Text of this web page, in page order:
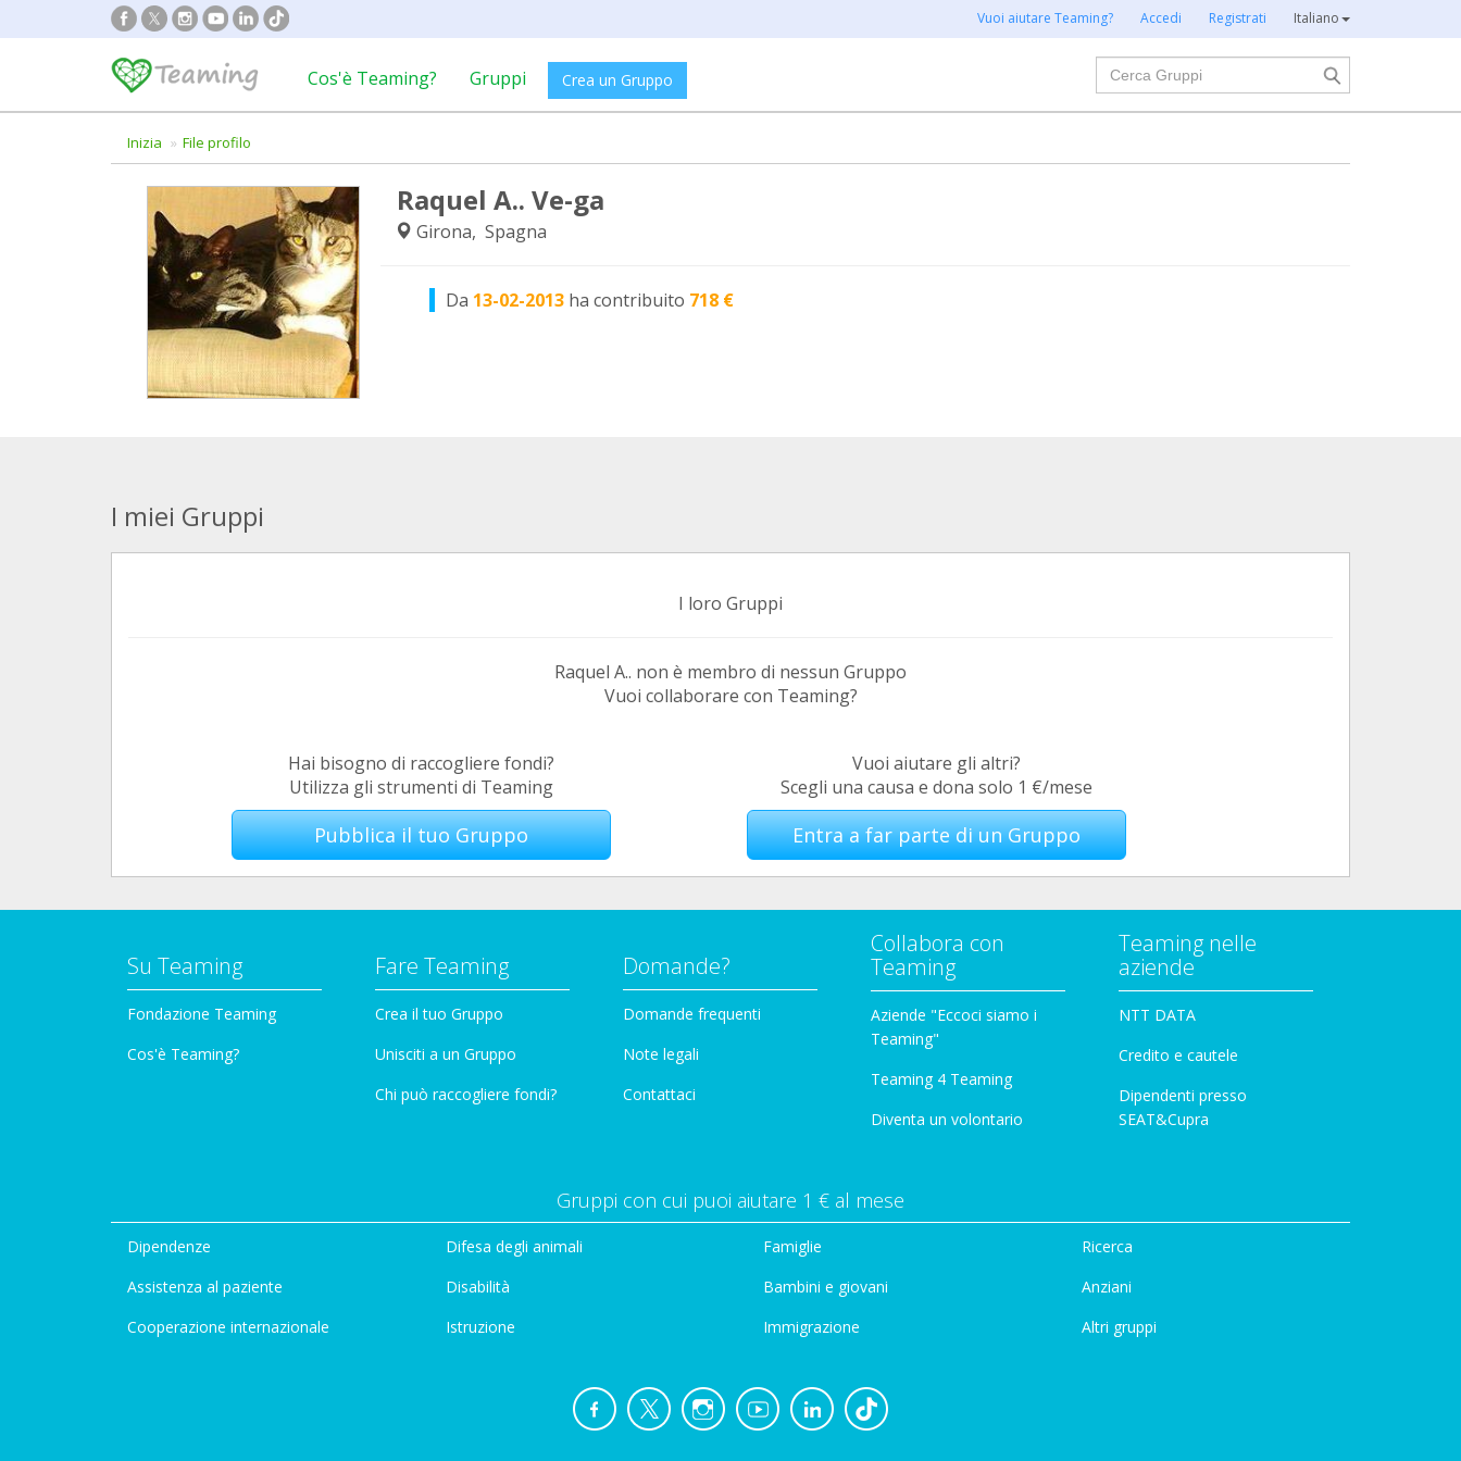
Vuoi aiutare Teaming? Accedi Registrati Italiano
Cos'è Teaming? Gruppi Crea un Gruppo
Cerca
Inizia File profilo
Raquel A.. Ve-ga
Girona, Spagna
Da 13-02-2013 ha contribuito 718 €
I miei Gruppi
I loro Gruppi
Raquel A.. non è membro di nessun Gruppo
Vuoi collaborare con Teaming?
Hai bisogno di raccogliere fondi?
Utilizza gli strumenti di Teaming
Pubblica il tuo Gruppo
Vuoi aiutare gli altri?
Scegli una causa e dona solo 1 €/mese
Entra a far parte di un Gruppo
Su Teaming
Fondazione Teaming
Cos'è Teaming?
Fare Teaming
Crea il tuo Gruppo
Unisciti a un Gruppo
Chi può raccogliere fondi?
Domande?
Domande frequenti
Note legali
Contattaci
Collabora con
Teaming
Aziende "Eccoci siamo i
Teaming"
Teaming 4 Teaming
Diventa un volontario
Teaming nelle
aziende
NTT DATA
Credito e cautele
Dipendenti presso
SEAT&Cupra
Gruppi con cui puoi aiutare 1 € al mese
Dipendenze
Assistenza al paziente
Cooperazione internazionale
Difesa degli animali
Disabilità
Istruzione
Famiglie
Bambini e giovani
Immigrazione
Ricerca
Anziani
Altri gruppi